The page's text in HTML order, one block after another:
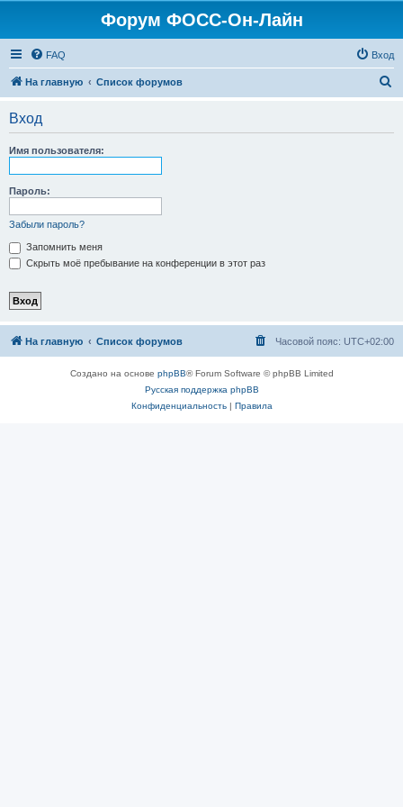
Форум ФОСС-Он-Лайн
FAQ Вход
На главную Список форумов
Вход
Имя пользователя:
Пароль:
Забыли пароль?
Запомнить меня
Скрыть моё пребывание на конференции в этот раз
На главную Список форумов Часовой пояс: UTC+02:00
Создано на основе phpBB® Forum Software © phpBB Limited
Русская поддержка phpBB
Конфиденциальность| Правила